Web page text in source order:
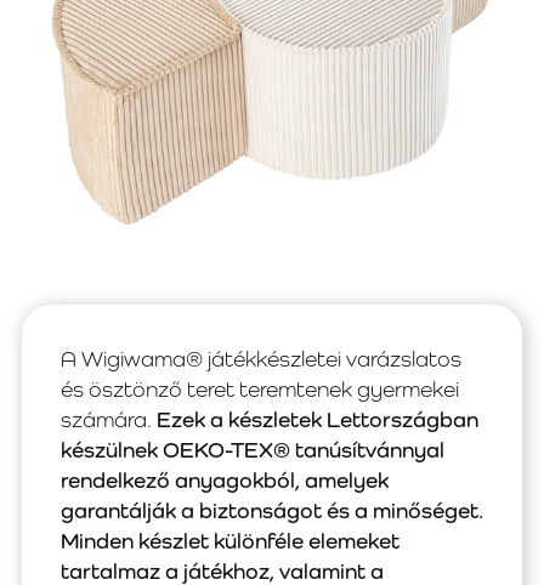
A Wigiwama® játékkészletei varázslatos
és ösztönző teret teremtenek gyermekei
számára. Ezek a készletek Lettországban
készülnek OEKO-TEX® tanúsítvánnyal
rendelkező anyagokból, amelyek
garantálják a biztonságot és a minőséget.
Minden készlet különféle elemeket
tartalmaz a játékhoz, valamint a